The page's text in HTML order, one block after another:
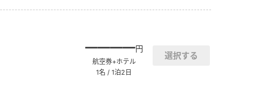
――――円
航空券+ホテル
1名 / 1泊2日